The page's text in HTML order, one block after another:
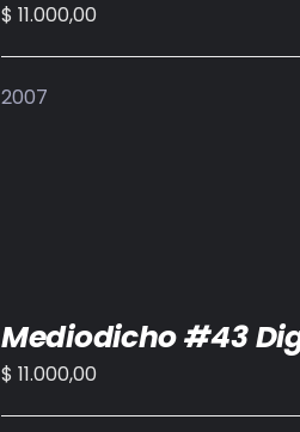
$ 11.000,00
2007
Mediodicho #43
$ 11.000,00